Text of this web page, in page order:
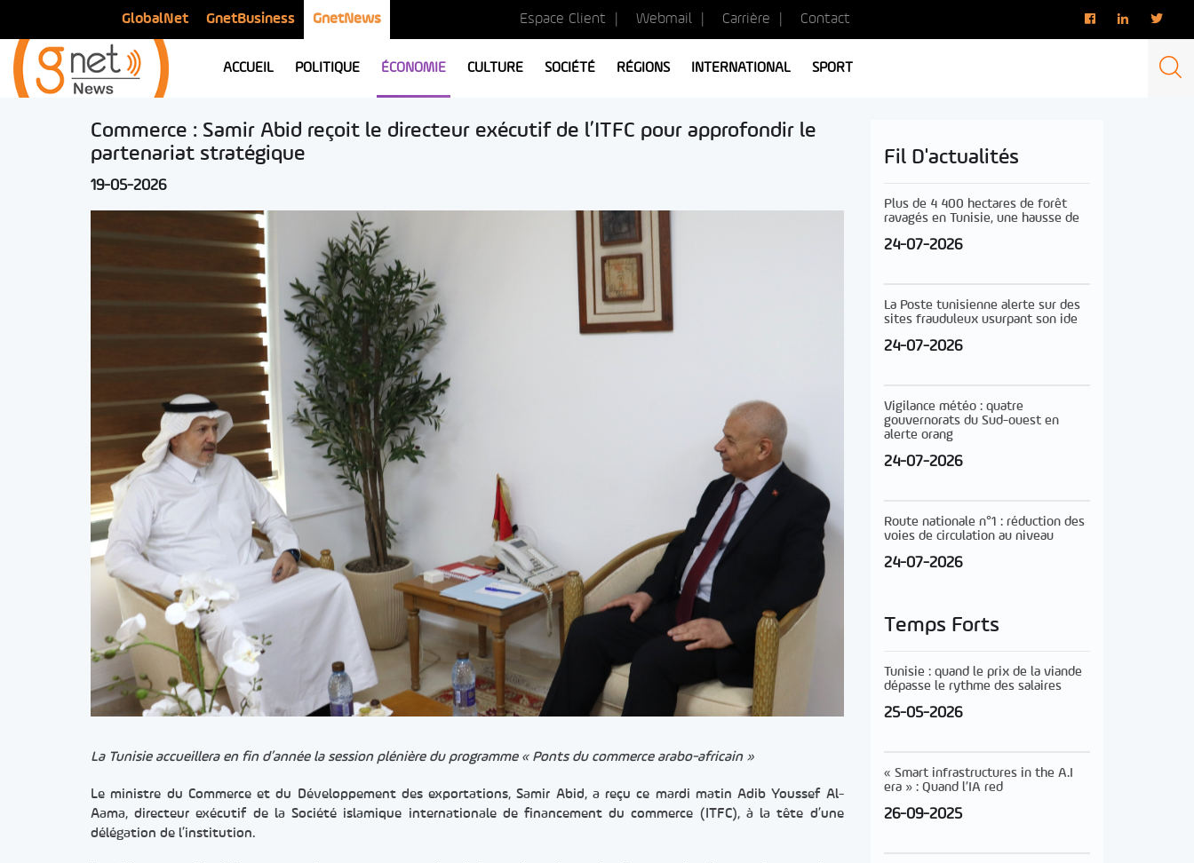
GlobalNet GnetBusiness GnetNews Espace Client Webmail Carrière Contact
ACCUEIL POLITIQUE ÉCONOMIE CULTURE SOCIÉTÉ RÉGIONS INTERNATIONAL SPORT
Commerce : Samir Abid reçoit le directeur exécutif de l’ITFC pour approfondir le
partenariat stratégique
19-05-2026
La Tunisie accueillera en fin d’année la session plénière du programme « Ponts du commerce arabo-africain »
Le ministre du Commerce et du Développement des exportations, Samir Abid, a reçu ce mardi matin Adib Youssef Al-
Aama, directeur exécutif de la Société islamique internationale de financement du commerce (ITFC), à la tête d’une
délégation de l’institution.
Fil D'actualités
Plus de 4 400 hectares de forêt
ravagés en Tunisie, une hausse de
24-07-2026
La Poste tunisienne alerte sur des
sites frauduleux usurpant son ide
24-07-2026
Vigilance météo : quatre
gouvernorats du Sud-ouest en
alerte orang
24-07-2026
Route nationale n°1 : réduction des
voies de circulation au niveau
24-07-2026
Temps Forts
Tunisie : quand le prix de la viande
dépasse le rythme des salaires
25-05-2026
« Smart infrastructures in the A.I
era » : Quand l’IA red
26-09-2025